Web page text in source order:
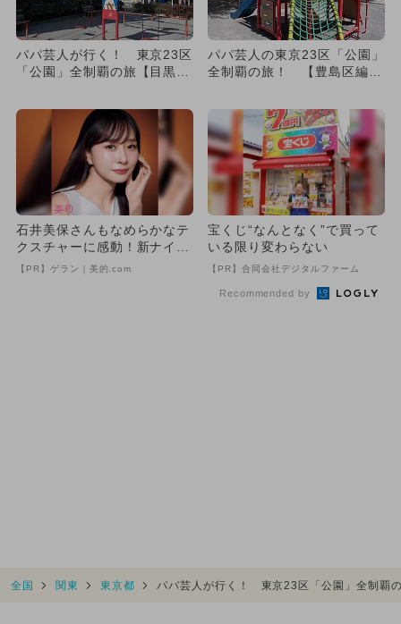
パパ芸人が行く！ 東京23区
「公園」全制覇の旅【目黒区
パパ芸人の東京23区「公園」
全制覇の旅！ 【豊島区編 V
石井美保さんもなめらかなテ
クスチャーに感動！新ナイト
ケア
【PR】ゲラン｜美的.com
宝くじ“なんとなく”で買って
いる限り変わらない
【PR】合同会社デジタルファーム
Recommended by
全国 関東 東京都 パパ芸人が行く！ 東京23区「公園」全制覇